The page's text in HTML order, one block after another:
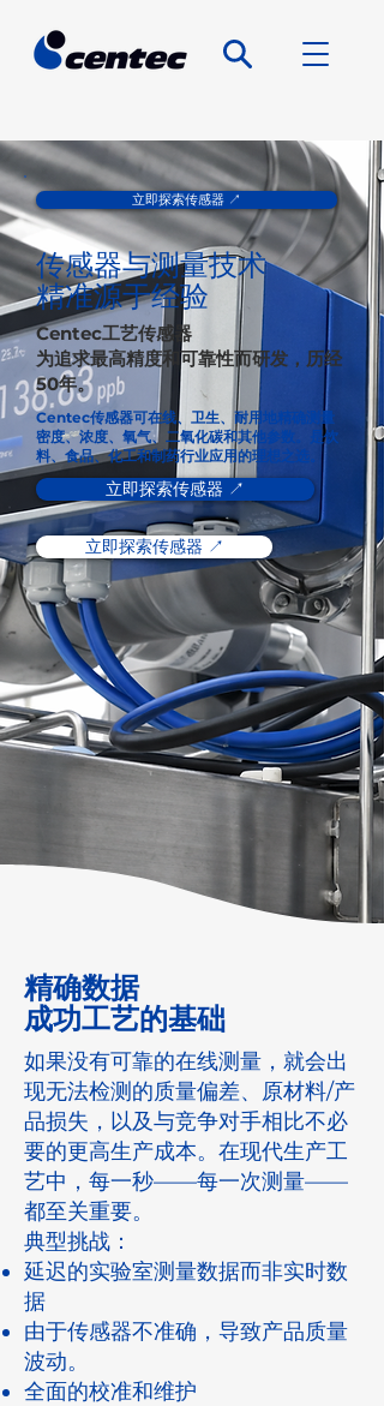
立即探索传感器 ↗️
传感器与测量技术
精准源于经验
Centec工艺传感器
为追求最高精度和可靠性而研发，历经
50年。
Centec传感器可在线、卫生、耐用地精确测量
密度、浓度、氧气、二氧化碳和其他参数。是饮
料、食品、化工和制药行业应用的理想之选。
立即探索传感器 ↗️
立即探索传感器 ↗️
精确数据
成功工艺的基础
如果没有可靠的在线测量，就会出
现无法检测的质量偏差、原材料/产
品损失，以及与竞争对手相比不必
要的更高生产成本。在现代生产工
艺中，每一秒——每一次测量——
都至关重要。
典型挑战：
延迟的实验室测量数据而非实时数
据
由于传感器不准确，导致产品质量
波动。
全面的校准和维护